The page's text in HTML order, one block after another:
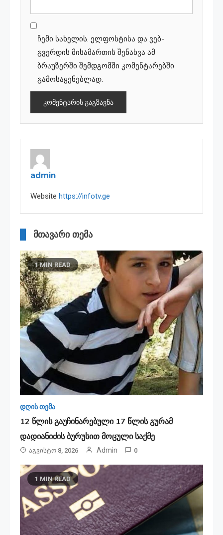
ჩემი სახელის. ელფოსტისა და ვებ-
გვერდის მისამართის შენახვა ამ
ბრაუზერში შემდგომში კომენტარებში
გამოსაყენებლად.
admin
Website https://infotv.ge
მთავარი თემა
1 MIN READ
დღის თემა
12 წლის გაუჩინარებული 17 წლის გურამ
დადიანიძის ბურუსით მოცული საქმე
Აგვისტო 8, 2026 Admin 0
1 MIN READ